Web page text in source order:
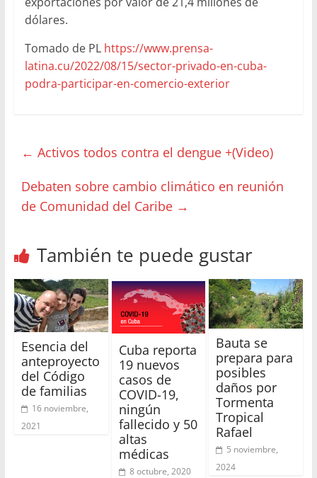
dólares.
Tomado de PL https://www.prensa-
latina.cu/2022/08/15/sector-privado-en-cuba-
podra-participar-en-comercio-exterior
← Activos todos contra el dengue +(Video)
Debaten sobre cambio climático en reunión
de Comunidad del Caribe →
También te puede gustar
Esencia del
anteproyecto
del Código
de familias
16 noviembre,
2021
Cuba reporta
19 nuevos
casos de
COVID-19,
ningún
fallecido y 50
altas
médicas
8 octubre, 2020
Bauta se
prepara para
posibles
daños por
Tormenta
Tropical
Rafael
5 noviembre,
2024